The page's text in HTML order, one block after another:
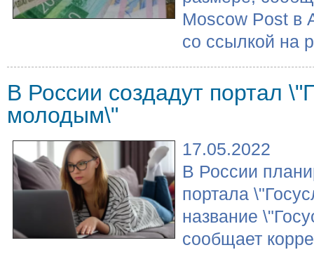
Moscow Post в
со ссылкой на
В России создадут портал
молодым\"
17.05.2022
В России
портала
название
сообщает